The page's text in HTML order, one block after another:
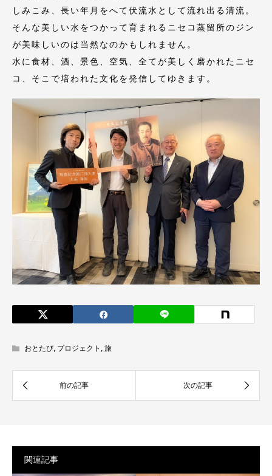
しみこみ、長い年月をへて伏流水として流れ出る清流。
そんな美しい水をつかって育まれるニセコ蒸留所のジン
が美味しいのは当然なのかもしれません。
水に食材、酒、景色、空気、全てが美しく磨かれたニセ
コ、そこで培われた文化を発信してゆきます。
おとたび プロジェクト 旅
関連記事